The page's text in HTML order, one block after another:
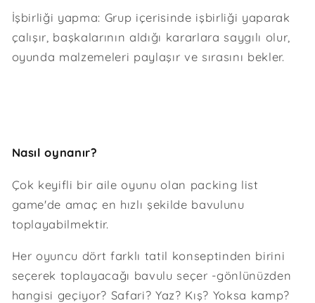
İşbirliği yapma: Grup içerisinde işbirliği yaparak
çalışır, başkalarının aldığı kararlara saygılı olur,
oyunda malzemeleri paylaşır ve sırasını bekler.
Nasıl oynanır?
Çok keyifli bir aile oyunu olan packing list
game'de amaç en hızlı şekilde bavulunu
toplayabilmektir.
Her oyuncu dört farklı tatil konseptinden birini
seçerek toplayacağı bavulu seçer -gönlünüzden
hangisi geçiyor? Safari? Yaz? Kış? Yoksa kamp?